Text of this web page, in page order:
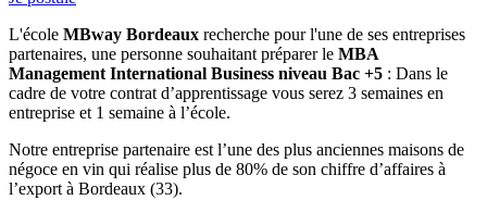
L'école MBway Bordeaux recherche pour l'une de ses entreprises
partenaires, une personne souhaitant préparer le MBA
Management International Business niveau Bac +5 : Dans le
cadre de votre contrat d’apprentissage vous serez 3 semaines en
entreprise et 1 semaine à l’école.
Notre entreprise partenaire est l’une des plus anciennes maisons de
négoce en vin qui réalise plus de 80% de son chiffre d’affaires à
l’export à Bordeaux (33).